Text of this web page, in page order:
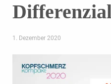
1. Dezember 2020